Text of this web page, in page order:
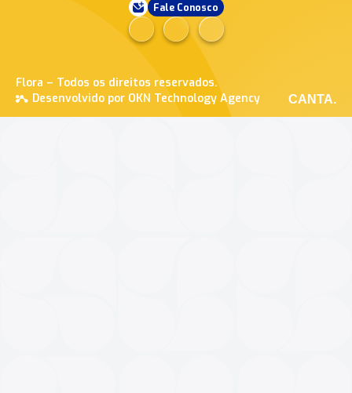
Fale Conosco
Flora – Todos os direitos reservados.
Desenvolvido por OKN Technology Agency
CANTA.